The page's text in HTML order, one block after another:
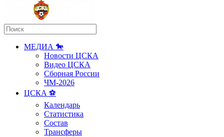
МЕДИА 🐎
Новости ЦСКА
Видео ЦСКА
Сборная России
ЧМ-2026
ЦСКА ⚽️
Календарь
Статистика
Состав
Трансферы